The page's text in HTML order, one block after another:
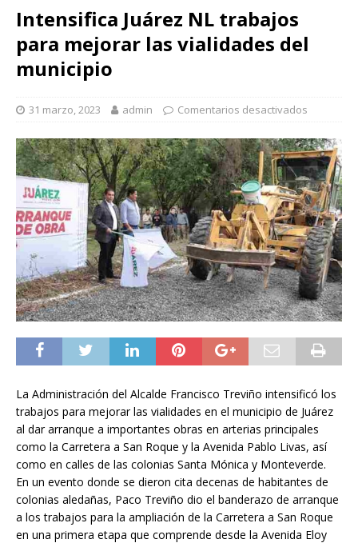
Intensifica Juárez NL trabajos
para mejorar las vialidades del
municipio
31 marzo, 2023 admin Comentarios desactivados
La Administración del Alcalde Francisco Treviño intensificó los
trabajos para mejorar las vialidades en el municipio de Juárez
al dar arranque a importantes obras en arterias principales
como la Carretera a San Roque y la Avenida Pablo Livas, así
como en calles de las colonias Santa Mónica y Monteverde.
En un evento donde se dieron cita decenas de habitantes de
colonias aledañas, Paco Treviño dio el banderazo de arranque
a los trabajos para la ampliación de la Carretera a San Roque
en una primera etapa que comprende desde la Avenida Eloy